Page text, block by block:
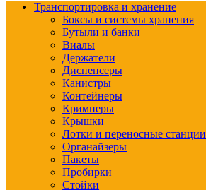
Транспортировка и хранение
Боксы и системы хранения
Бутыли и банки
Виалы
Держатели
Диспенсеры
Канистры
Контейнеры
Кримперы
Крышки
Лотки и переносные станции
Органайзеры
Пакеты
Пробирки
Стойки